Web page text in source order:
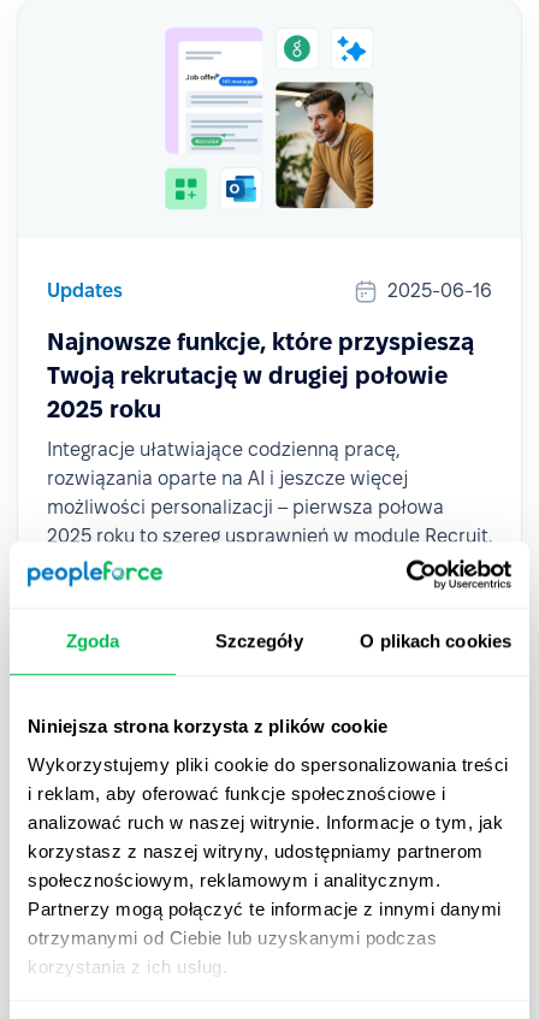
Zgoda Szczegóły O plikach cookies
Niniejsza strona korzysta z plików cookie
Wykorzystujemy pliki cookie do spersonalizowania treści
i reklam, aby oferować funkcje społecznościowe i
analizować ruch w naszej witrynie. Informacje o tym, jak
korzystasz z naszej witryny, udostępniamy partnerom
społecznościowym, reklamowym i analitycznym.
Partnerzy mogą połączyć te informacje z innymi danymi
otrzymanymi od Ciebie lub uzyskanymi podczas
korzystania z ich usług.
Updates 2025-06-16
Najnowsze funkcje, które przyspieszą
Twoją rekrutację w drugiej połowie
2025 roku
Integracje ułatwiające codzienną pracę,
rozwiązania oparte na AI i jeszcze więcej
możliwości personalizacji – pierwsza połowa
2025 roku to szereg usprawnień w module Recruit.
Updates 2025-06-11
Najnowsze funkcje w politykach